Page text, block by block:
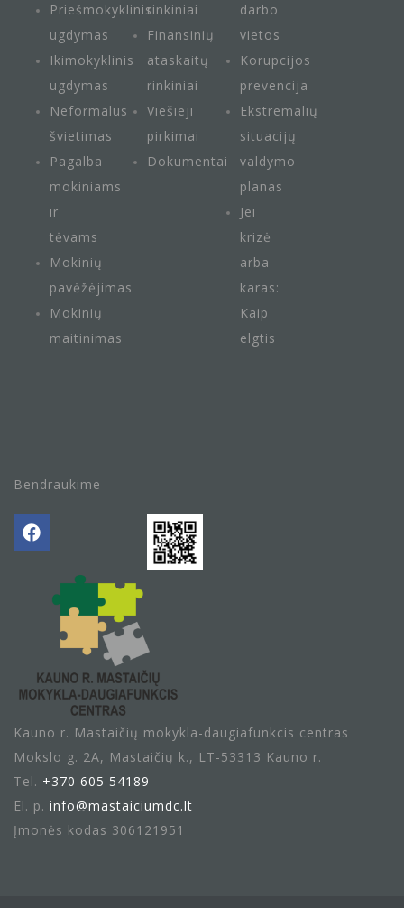
Priešmokyklinis
ugdymas
Ikimokyklinis
ugdymas
Neformalus
švietimas
Pagalba
mokiniams
ir
tėvams
Mokinių
pavėžėjimas
Mokinių
maitinimas
rinkiniai
Finansinių
ataskaitų
rinkiniai
Viešieji
pirkimai
Dokumentai
darbo
vietos
Korupcijos
prevencija
Ekstremalių
situacijų
valdymo
planas
Jei
krizė
arba
karas:
Kaip
elgtis
Bendraukime
Kauno r. Mastaičių mokykla-daugiafunkcis centras
Mokslo g. 2A, Mastaičių k., LT-53313 Kauno r.
Tel. +370 605 54189
El. p. info@mastaiciumdc.lt
Įmonės kodas 306121951